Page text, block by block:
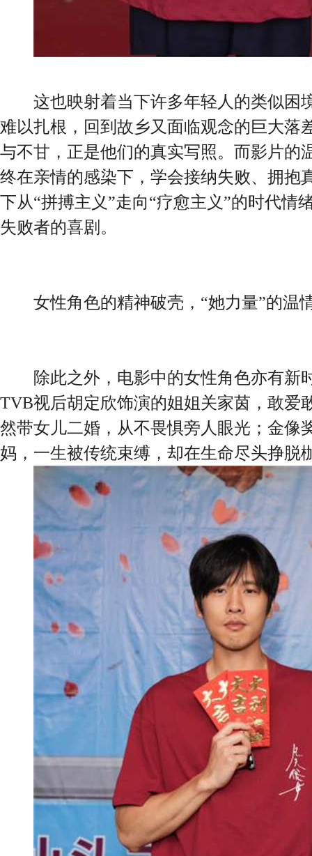
这也映射着当下许多年轻人的类似困
难以扎根，回到故乡又面临观念的巨大落
与不甘，正是他们的真实写照。而影片的
终在亲情的感染下，学会接纳失败、拥
下从“拼搏主义”走向“疗愈主义”的时代情
失败者的喜剧。
女性角色的精神破壳，“她力量”的温
除此之外，电影中的女性角色亦有新
TVB视后胡定欣饰演的姐姐关家茵，敢爱
然带女儿二婚，从不畏惧旁人眼光；金像
妈，一生被传统束缚，却在生命尽头挣脱